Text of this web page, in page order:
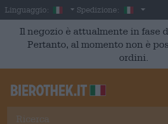
Skip to main content
Linguaggio: Italian
Spedizione: Italia
Il negozio è attualmente in fase
Pertanto, al momento non è
ordini.